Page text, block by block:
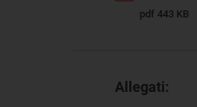
pdf 443 KB
Allegati: